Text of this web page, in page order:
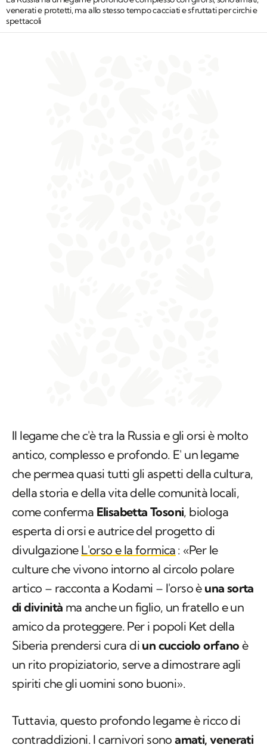
venerati e protetti, ma allo stesso tempo cacciati e sfruttati per circhi e
spettacoli
Il legame che c'è tra la Russia e gli orsi è molto
antico, complesso e profondo. E' un legame
che permea quasi tutti gli aspetti della cultura,
della storia e della vita delle comunità locali,
come conferma Elisabetta Tosoni, biologa
esperta di orsi e autrice del progetto di
divulgazione L'orso e la formica : «Per le
culture che vivono intorno al circolo polare
artico – racconta a Kodami – l'orso è una sorta
di divinità ma anche un figlio, un fratello e un
amico da proteggere. Per i popoli Ket della
Siberia prendersi cura di un cucciolo orfano è
un rito propiziatorio, serve a dimostrare agli
spiriti che gli uomini sono buoni».
Tuttavia, questo profondo legame è ricco di
contraddizioni. I carnivori sonoamati, venerati